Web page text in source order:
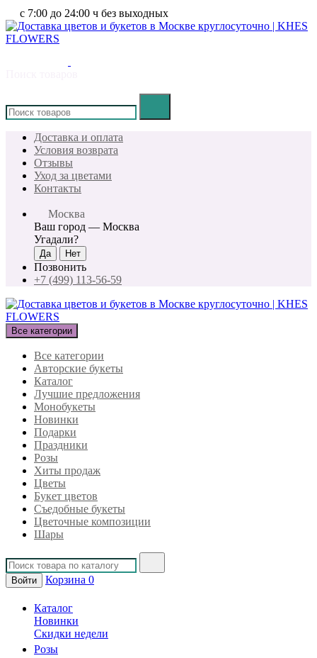
с 7:00 до 24:00 ч без выходных
Доставка и оплата
Условия возврата
Отзывы
Уход за цветами
Контакты
Москва
Ваш город — Москва
Угадали?
Позвонить
+7 (499) 113-56-59
Все категории
Все категории
Авторские букеты
Каталог
Лучшие предложения
Монобукеты
Новинки
Подарки
Праздники
Розы
Хиты продаж
Цветы
Букет цветов
Съедобные букеты
Цветочные композиции
Шары
Войти Корзина 0
Каталог
Новинки
Скидки недели
Розы